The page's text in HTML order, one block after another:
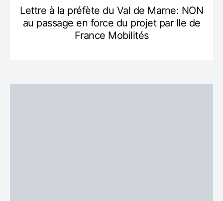
Lettre à la préfète du Val de Marne: NON
au passage en force du projet par Ile de
France Mobilités